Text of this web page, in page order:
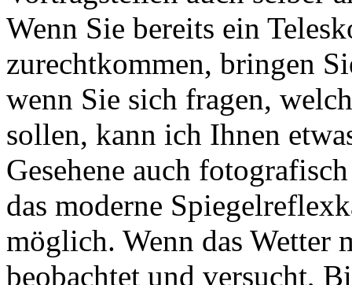
Wenn Sie bereits ein
zurechtkommen, bringen
wenn Sie sich fragen,
sollen, kann ich Ihnen
Gesehene auch
das moderne
möglich. Wenn das Wetter
beobachtet und versucht,